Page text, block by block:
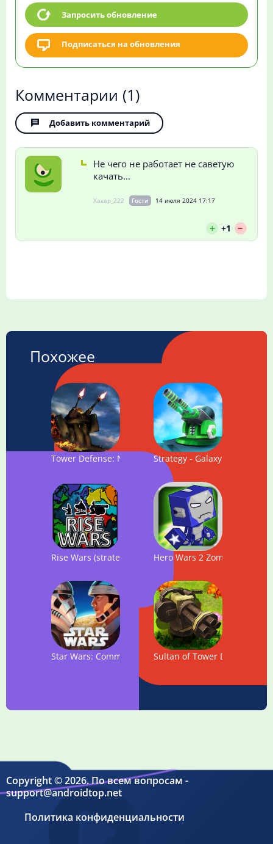
Запросить обновление
Подписаться на обновления
Комментарии (1)
Добавить комментарий
Не чего не работает не саветую
качать...
Хакер_222 Гости 14 июля 2024 17:17
+ +1 --
Похожее
Tower Defense: Next WARStrategy - Galaxy glow
Rise Wars (strategy & risk)Hero Wars 2 Zombie Virus
Star Wars: Commander Sultan of Tower Defense:
Copyright © 2026. По всем вопросам -
support@androidtop.net
Политика конфиденциальности